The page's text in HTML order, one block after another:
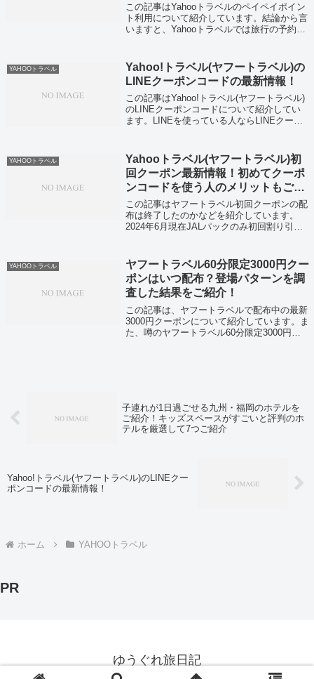
この記事はYahooトラベルのペイペイポイン
ト利用について紹介しています。結論から言
いますと、Yahooトラベルでは旅行の予約で
割引はオンライン事前決済すれ...
YAHOOトラベル
Yahoo!トラベル(ヤフートラベル)の
LINEクーポンコードの最新情報！
この記事はYahoo!トラベル(ヤフートラベル)
のLINEクーポンコードについて紹介してい
ます。LINEを使っている人ならLINEクーポ
て知りたい人はこの記...
YAHOOトラベル
Yahooトラベル(ヤフートラベル)初
回クーポン最新情報！初めてクーポ
ンコードを使う人のメリットもご紹
介
この記事はヤフートラベル初回クーポンの配
布は終了したのかなどを紹介しています。
2024年6月現在JALパックのみ初回割り引き
ださい。LYP会員じゃない人や、ホ...
YAHOOトラベル
ヤフートラベル60分限定3000円クー
ポンはいつ配布？登場パターンを調
査した結果をご紹介！
この記事は、ヤフートラベルで配布中の最新
3000円クーポンについて紹介しています。ま
た、噂のヤフートラベル60分限定3000円ク
子連れが1日過ごせる九州・福岡のホテルを
ご紹介！キッズスペースがすごいと評判のホ
テルを厳選して7つご紹介
Yahoo!トラベル(ヤフートラベル)のLINEクー
ポンコードの最新情報！
ホーム YAHOOトラベル
PR
ゆうぐれ旅日記